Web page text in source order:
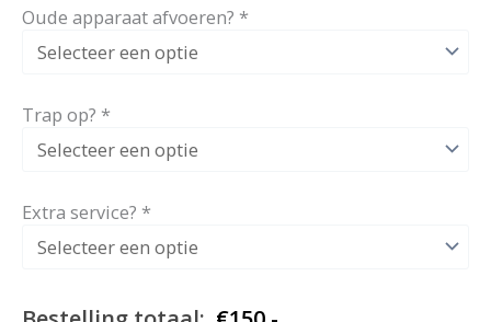
Oude apparaat afvoeren? *
Trap op? *
Extra service? *